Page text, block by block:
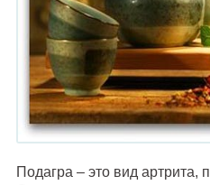
Подагра – это вид артрита,